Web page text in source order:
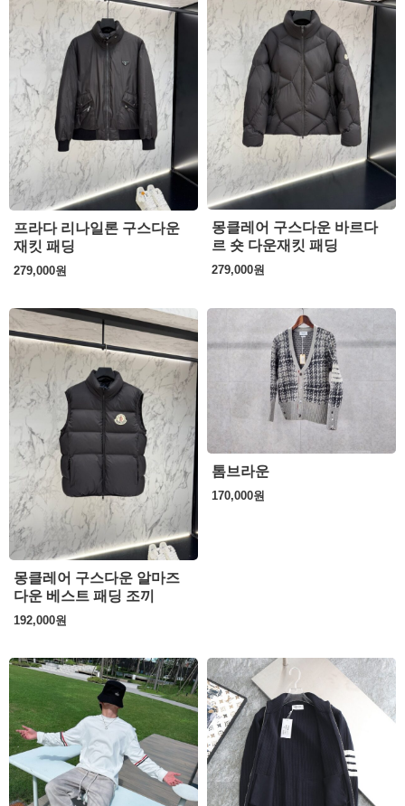
프라다 리나일론 구스다운
재킷 패딩
279,000원
몽클레어 구스다운 바르다
르 숏 다운재킷 패딩
279,000원
몽클레어 구스다운 알마즈
다운 베스트 패딩 조끼
192,000원
톰브라운
170,000원